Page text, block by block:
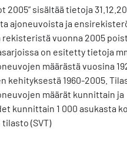
2005” sisältää tietoja
ajoneuvoista ja
rekisteristä vuonna 2005
on esitetty tietoja
määrästä vuosina
kehityksestä 1960-2005.
määrät kunnittain ja
kunnittain 1 000 asukasta
niiden(SVT)